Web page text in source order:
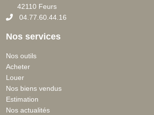
42110 Feurs
04.77.60.44.16
Nos services
Nos outils
Acheter
Louer
Nos biens vendus
Estimation
Nos actualités